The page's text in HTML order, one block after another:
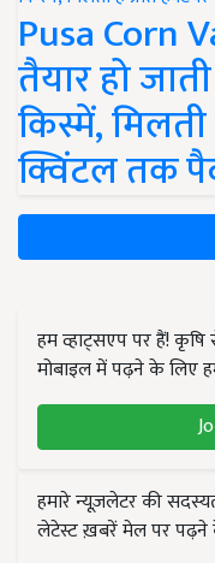
Pusa Corn
तैयार हो
किस्में, मिलती
क्विंटल तक
हम व्हाट्सएप पर हैं!
मोबाइल में पढ़ने के लिए
हमारे न्यूज़लेटर की
लेटेस्ट ख़बरें मेल पर पढ़ने